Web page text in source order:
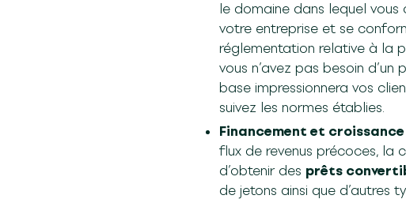
le domaine dans lequel
votre entreprise et se
réglementation relative à la
vous n’avez pas besoin
base impressionnera vos
suivez les normes établies.
Financement et croissance
flux de revenus précoces, la
d’obtenir des prêts
de jetons ainsi que d’autres